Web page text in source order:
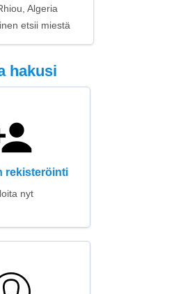
Algeria
etsii miestä
hakusi
rekisteröinti
nyt